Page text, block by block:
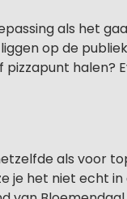
als het
op de
halen?
als voor
je het niet echt